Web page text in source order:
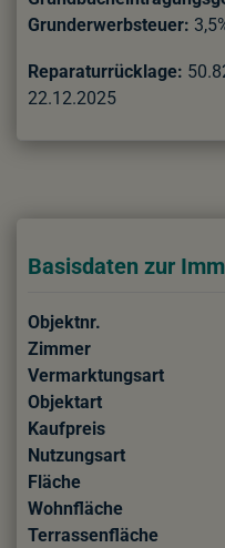
Grunderwerbsteuer:
Reparaturrücklage:
22.12.2025
Basisdaten zur
Objektnr.
Zimmer
Vermarktungsart
Objektart
Kaufpreis
Nutzungsart
Fläche
Wohnfläche
Terrassenfläche